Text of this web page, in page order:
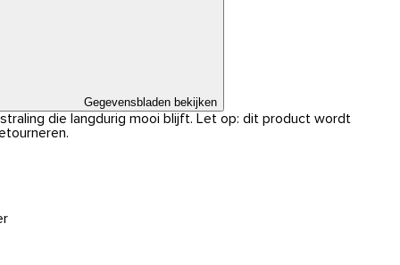
Gegevensbladen bekijken
die langdurig mooi blijft. Let op: dit product wordt